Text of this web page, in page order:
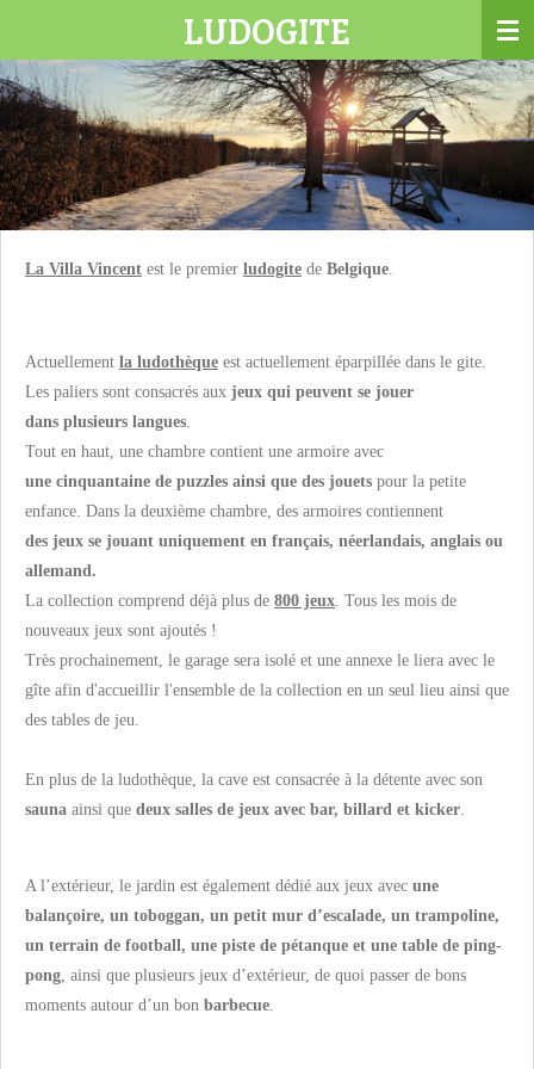
contenu
principal
LUDOGITE
La Villa Vincent est le premier ludogite de Belgique.
Actuellement la ludothèque est actuellement éparpillée dans le gite.
Les paliers sont consacrés aux jeux qui peuvent se jouer
dans plusieurs langues.
Tout en haut, une chambre contient une armoire avec
une cinquantaine de puzzles ainsi que des jouets pour la petite
enfance. Dans la deuxième chambre, des armoires contiennent
des jeux se jouant uniquement en français, néerlandais, anglais ou
allemand.
La collection comprend déjà plus de 800 jeux. Tous les mois de
nouveaux jeux sont ajoutés !
Très prochainement, le garage sera isolé et une annexe le liera avec le
gîte afin d'accueillir l'ensemble de la collection en un seul lieu ainsi que
des tables de jeu.
En plus de la ludothèque, la cave est consacrée à la détente avec son
sauna ainsi que deux salles de jeux avec bar, billard et kicker.
A l’extérieur, le jardin est également dédié aux jeux avec une
balançoire, un toboggan, un petit mur d’escalade, un trampoline,
un terrain de football, une piste de pétanque et une table de ping-
pong, ainsi que plusieurs jeux d’extérieur, de quoi passer de bons
moments autour d’un bon barbecue.